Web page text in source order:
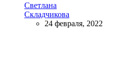
Светлана
Складчикова
24 февраля, 2022